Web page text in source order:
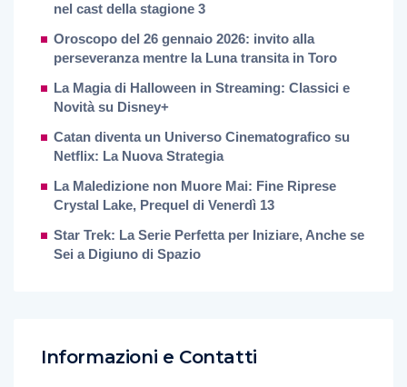
nel cast della stagione 3
Oroscopo del 26 gennaio 2026: invito alla
perseveranza mentre la Luna transita in Toro
La Magia di Halloween in Streaming: Classici e
Novità su Disney+
Catan diventa un Universo Cinematografico su
Netflix: La Nuova Strategia
La Maledizione non Muore Mai: Fine Riprese
Crystal Lake, Prequel di Venerdì 13
Star Trek: La Serie Perfetta per Iniziare, Anche se
Sei a Digiuno di Spazio
Informazioni e Contatti